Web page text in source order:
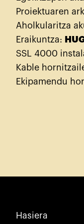
Proiektuaren
Aholkularitza
Eraikuntza:
SSL 4000
Kable
Ekipamendu
Hasiera